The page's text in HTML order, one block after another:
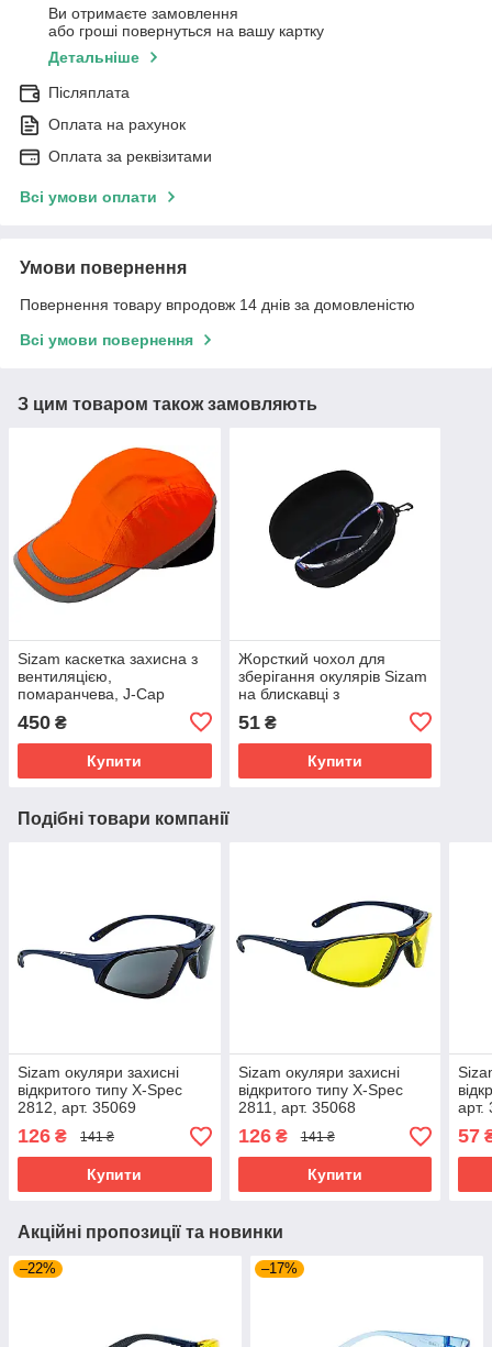
Ви отримаєте замовлення
або гроші повернуться на вашу картку
Детальніше
Післяплата
Оплата на рахунок
Оплата за реквізитами
Всі умови оплати
Умови повернення
Повернення товару впродовж 14 днів за домовленістю
Всі умови повернення
З цим товаром також замовляють
Sizam каскетка захисна з
вентиляцією,
помаранчева, J-Cap
450 ₴
Купити
Жорсткий чохол для
зберігання окулярів Sizam
на блискавці з
арт. 35086
51₴
Купити
Подібні товари компанії
Sizam окуляри захисні
відкритого типу X-Spec
2812, арт. 35069
126 ₴ 141 ₴
Купити
Sizam окуляри захисні
відкритого типу X-Spec
2811, арт. 35068
126₴ 141 ₴
Купити
арт.
57
Акційні пропозиції та новинки
–22% –17%